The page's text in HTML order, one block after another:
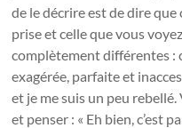
de le décrire est de dire
prise et celle que vous
complètement différentes :
exagérée, parfaite et
et je me suis un peu
et penser : « Eh bien, c’est